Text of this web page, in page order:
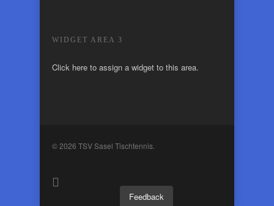
WIDGET AREA 3
Click here to assign a widget to this area.
© 2026 TSV Sasel Tischtennis.
Feedback